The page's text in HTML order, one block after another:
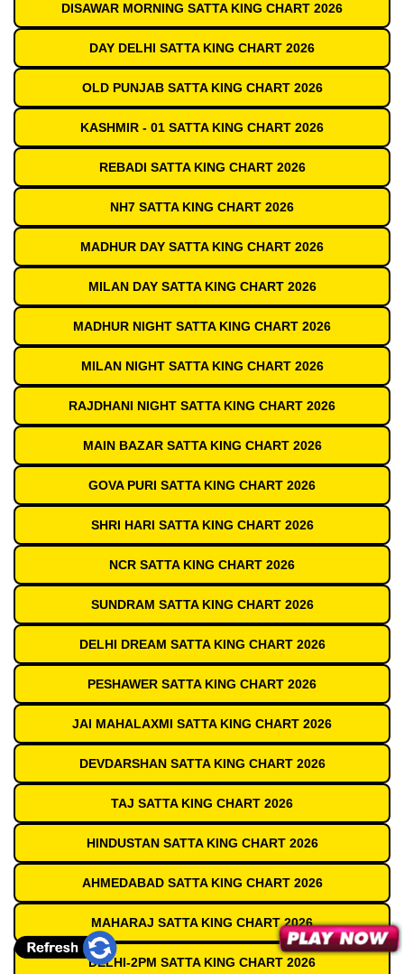
DISAWAR MORNING SATTA KING CHART 2026
DAY DELHI SATTA KING CHART 2026
OLD PUNJAB SATTA KING CHART 2026
KASHMIR - 01 SATTA KING CHART 2026
REBADI SATTA KING CHART 2026
NH7 SATTA KING CHART 2026
MADHUR DAY SATTA KING CHART 2026
MILAN DAY SATTA KING CHART 2026
MADHUR NIGHT SATTA KING CHART 2026
MILAN NIGHT SATTA KING CHART 2026
RAJDHANI NIGHT SATTA KING CHART 2026
MAIN BAZAR SATTA KING CHART 2026
GOVA PURI SATTA KING CHART 2026
SHRI HARI SATTA KING CHART 2026
NCR SATTA KING CHART 2026
SUNDRAM SATTA KING CHART 2026
DELHI DREAM SATTA KING CHART 2026
PESHAWER SATTA KING CHART 2026
JAI MAHALAXMI SATTA KING CHART 2026
DEVDARSHAN SATTA KING CHART 2026
TAJ SATTA KING CHART 2026
HINDUSTAN SATTA KING CHART 2026
AHMEDABAD SATTA KING CHART 2026
MAHARAJ SATTA KING CHART 2026
DELHI-2PM SATTA KING CHART 2026